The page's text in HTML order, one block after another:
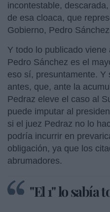
incontestable,
de esa cloaca, que
Gobierno, Pedro
Y todo lo publicado
Pedro Sánchez es el
eso sí, presuntamente. Y
antes, que, ante la
Pedraz eleve el caso al
puede imputar al
si el juez Pedraz no lo
podría incurrir en
obligación, ya que los
abrumadores.
"El 1" lo sabía